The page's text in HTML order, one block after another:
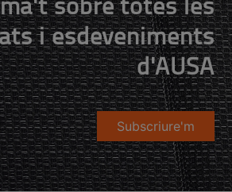
i esdeveniments
d'AUSA
Subscriure'm